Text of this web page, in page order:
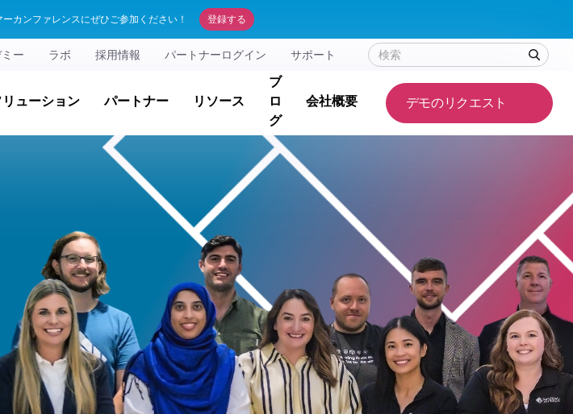
ンファレンスにぜひご参加ください！ 登録する
ー ラボ 採用情報 パートナーログイン サポート
リューション パートナー リソース
ブ
ロ
グ
会社概要 デモのリクエスト